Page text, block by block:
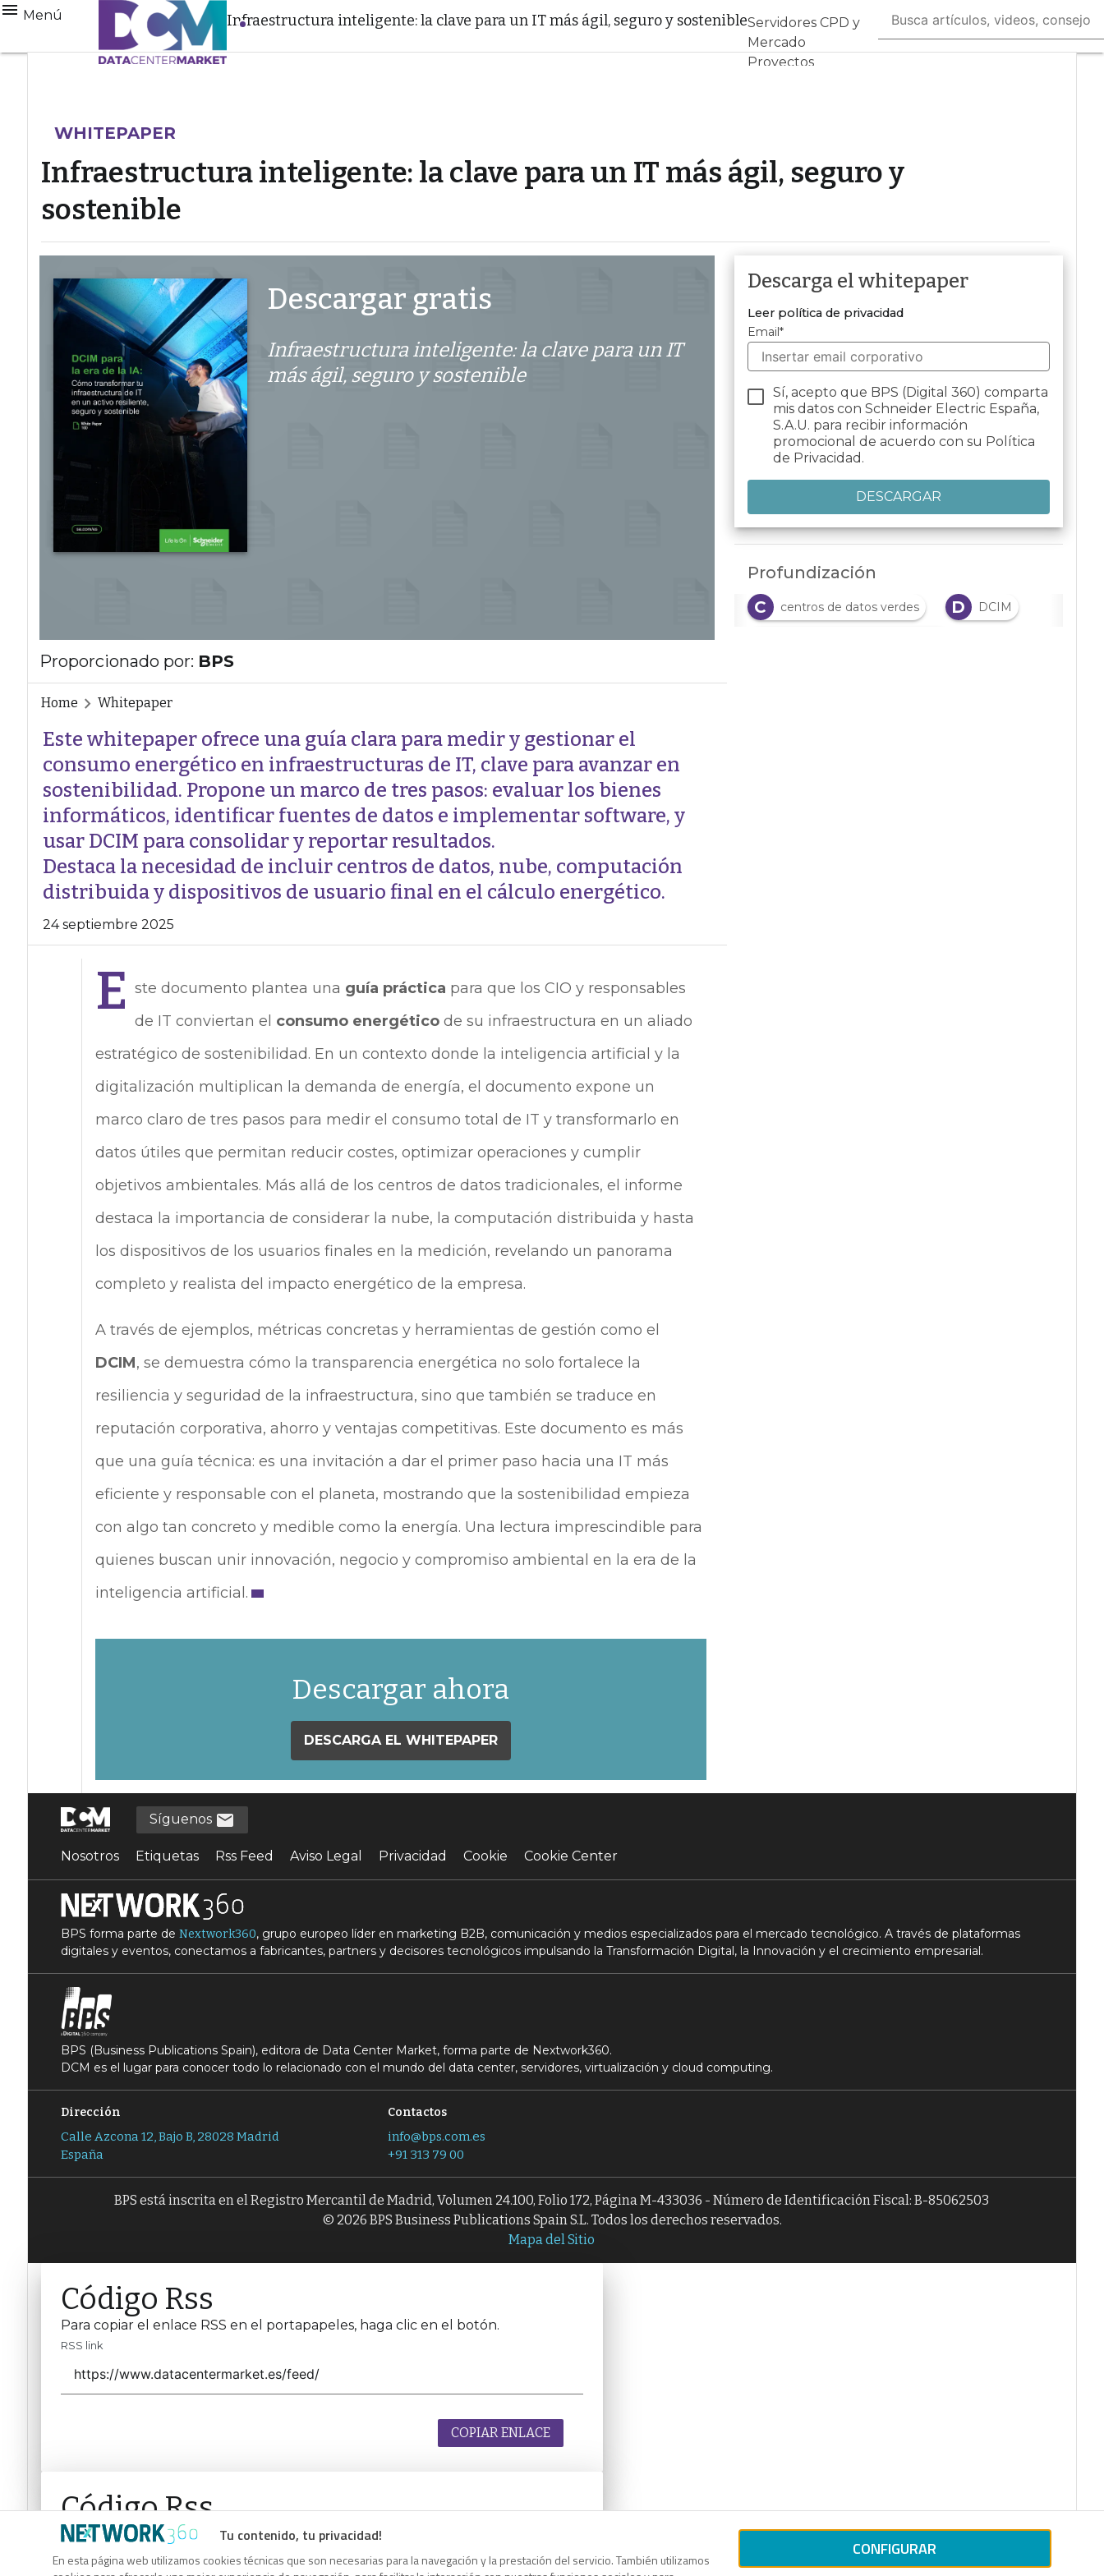
Menú Infraestructura inteligente: la clave para un IT más ágil, seguro y sostenibleServidores CPD y
Mercado
Proyectos
Análisis Centros de
Datos
WHITEPAPER
Infraestructura inteligente: la clave para un IT más ágil, seguro y
sostenible
Descargar gratis
Infraestructura inteligente: la clave para un IT
más ágil, seguro y sostenible
Proporcionado por: BPS
Home Whitepaper
Este whitepaper ofrece una guía clara para medir y gestionar el
consumo energético en infraestructuras de IT, clave para avanzar en
sostenibilidad. Propone un marco de tres pasos: evaluar los bienes
informáticos, identificar fuentes de datos e implementar software, y
usar DCIM para consolidar y reportar resultados.
Destaca la necesidad de incluir centros de datos, nube, computación
distribuida y dispositivos de usuario final en el cálculo energético.
24 septiembre 2025
E ste documento plantea una guía práctica para que los CIO y responsables
de IT conviertan el consumo energéticode su infraestructura en un aliado
estratégico de sostenibilidad. En un contexto donde la inteligencia artificial y la
digitalización multiplican la demanda de energía, el documento expone un
marco claro de tres pasos para medir el consumo total de IT y transformarlo en
datos útiles que permitan reducir costes, optimizar operaciones y cumplir
objetivos ambientales. Más allá de los centros de datos tradicionales, el informe
destaca la importancia de considerar la nube, la computación distribuida y hasta
los dispositivos de los usuarios finales en la medición, revelando un panorama
completo y realista del impacto energético de la empresa.
A través de ejemplos, métricas concretas y herramientas de gestión como el
DCIM, se demuestra cómo la transparencia energética no solo fortalece la
resiliencia y seguridad de la infraestructura, sino que también se traduce en
reputación corporativa, ahorro y ventajas competitivas. Este documento es más
que una guía técnica: es una invitación a dar el primer paso hacia una IT más
eficiente y responsable con el planeta, mostrando que la sostenibilidad empieza
con algo tan concreto y medible como la energía. Una lectura imprescindible para
quienes buscan unir innovación, negocio y compromiso ambiental en la era de la
inteligencia artificial.
Descargar ahora
DESCARGA EL WHITEPAPER
Descarga el whitepaper
Leer política de privacidad
Email*
Sí, acepto que BPS (Digital 360) comparta
mis datos con Schneider Electric España,
S.A.U. para recibir información
promocional de acuerdo con su Política
de Privacidad.
Profundización
C
centros de datos verdes D DCIM
Tu contenido, tu privacidad!
En esta página web utilizamos cookies técnicas que son necesarias para la navegación y la prestación del servicio. También utilizamos
CONFIGURAR
Síguenos
Nosotros Etiquetas Rss Feed Aviso Legal Privacidad Cookie Cookie Center
BPS forma parte de Nextwork360, grupo europeo líder en marketing B2B, comunicación y medios especializados para el mercado tecnológico. A través de plataformas
digitales y eventos, conectamos a fabricantes, partners y decisores tecnológicos impulsando la Transformación Digital, la Innovación y el crecimiento empresarial.
BPS (Business Publications Spain), editora de Data Center Market, forma parte de Nextwork360.
DCM es el lugar para conocer todo lo relacionado con el mundo del data center, servidores, virtualización y cloud computing.
Dirección
Calle Azcona 12, Bajo B, 28028 Madrid
España
Contactos
info@bps.com.es
+91 313 79 00
BPS está inscrita en el Registro Mercantil de Madrid, Volumen 24.100, Folio 172, Página M-433036 - Número de Identificación Fiscal: B-85062503
© 2026 BPS Business Publications Spain S.L. Todos los derechos reservados.
Mapa del Sitio
Código Rss
Para copiar el enlace RSS en el portapapeles, haga clic en el botón.
RSS link
COPIAR ENLACE
Código Rss
Para copiar el enlace RSS en el portapapeles, haga clic en el botón.
RSS link